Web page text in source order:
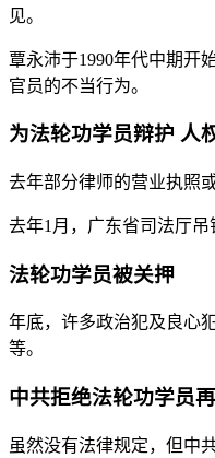
见。
覃永沛于1990年代中期开
官员的不当行为。
为法轮功学员辩护 人
去年部分律师的营业执照
去年1月，广东省司法厅吊
法轮功学员被关押
年底，许多政治犯及良心
等。
中共拒绝法轮功学员
虽然没有法律规定，但中